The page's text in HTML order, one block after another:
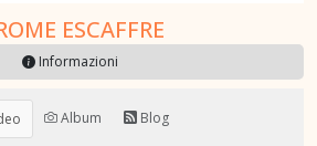
ESCAFFRE
Informazioni
Album
Blog